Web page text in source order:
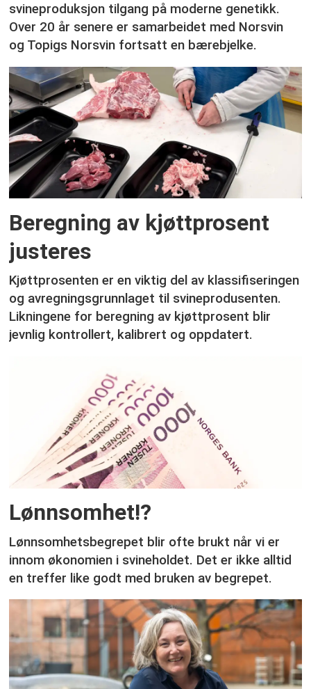
svineproduksjon tilgang på moderne genetikk.
Over 20 år senere er samarbeidet med Norsvin
og Topigs Norsvin fortsatt en bærebjelke.
Beregning av kjøttprosent
justeres
Kjøttprosenten er en viktig del av klassifiseringen
og avregningsgrunnlaget til svineprodusenten.
Likningene for beregning av kjøttprosent blir
jevnlig kontrollert, kalibrert og oppdatert.
Lønnsomhet!?
Lønnsomhetsbegrepet blir ofte brukt når vi er
innom økonomien i svineholdet. Det er ikke alltid
en treffer like godt med bruken av begrepet.